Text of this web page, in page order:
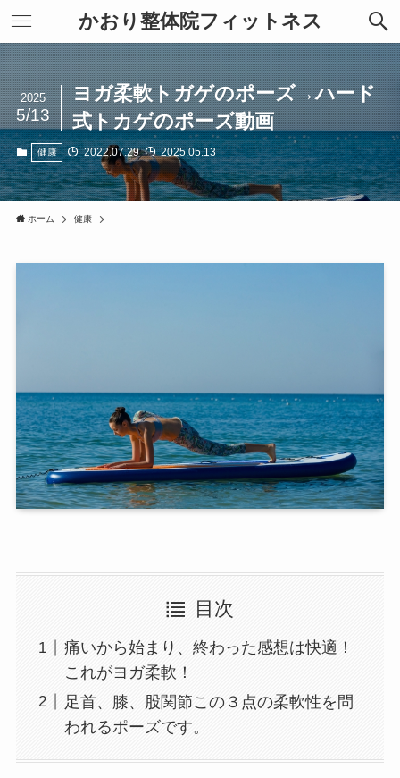
かおり整体院フィットネス
ヨガ柔軟トガゲのポーズ→ハード
式トカゲのポーズ動画
2025
5/13
健康 2022.07.29 2025.05.13
ホーム 健康
目次
痛いから始まり、終わった感想は快適！
これがヨガ柔軟！
足首、膝、股関節この３点の柔軟性を問
われるポーズです。